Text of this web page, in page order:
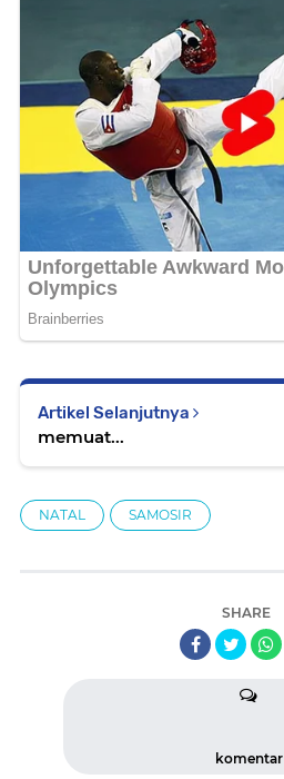
Artikel Selanjutnya
memuat...
NATAL SAMOSIR
SHARE
komentar